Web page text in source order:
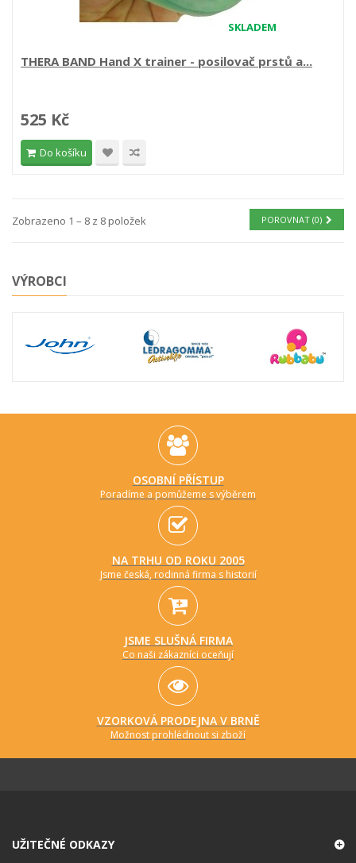
SKLADEM
THERA BAND Hand X trainer - posilovač prstů a...
525 Kč
Do košíku
POROVNAT (0)
Zobrazeno 1 – 8 z 8 položek
VÝROBCI
OSOBNÍ PŘÍSTUP
Poradíme a pomůžeme s výběrem
NA TRHU OD ROKU 2005
Jsme česká, rodinná firma s historií
JSME SLUŠNÁ FIRMA
Co naši zákazníci oceňují
VZORKOVÁ PRODEJNA V BRNĚ
Možnost prohlédnout si zboží
UŽITEČNÉ ODKAZY